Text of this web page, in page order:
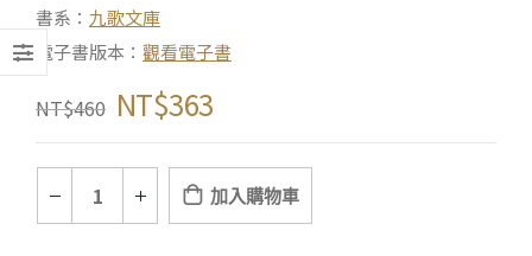
書系： 九歌文庫
電子書版本： 觀看電子書
NT$460 NT$363
加入購物車